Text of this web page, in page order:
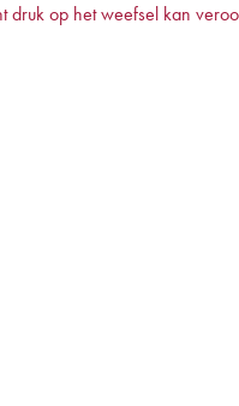
druk op het weefsel kan